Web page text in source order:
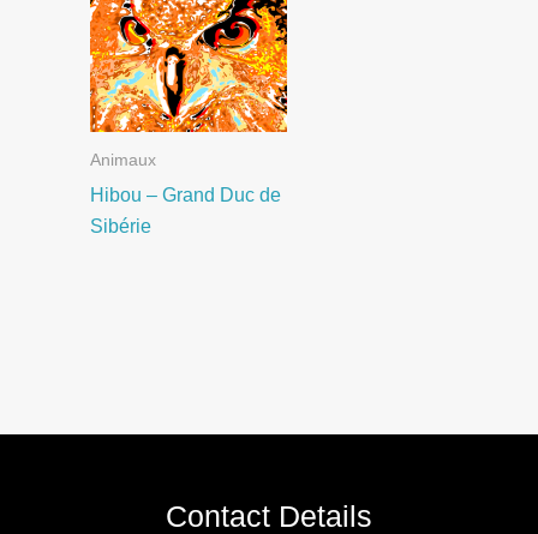
Animaux
Hibou – Grand Duc de
Sibérie
Contact Details